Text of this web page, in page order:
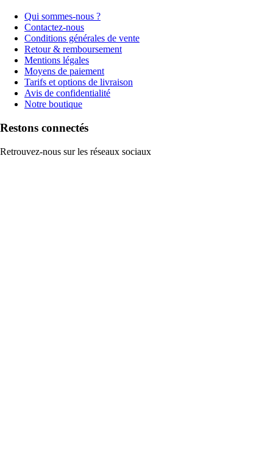
Qui sommes-nous ?
Contactez-nous
Conditions générales de vente
Retour & remboursement
Mentions légales
Moyens de paiement
Tarifs et options de livraison
Avis de confidentialité
Notre boutique
Restons connectés
Retrouvez-nous sur les réseaux sociaux